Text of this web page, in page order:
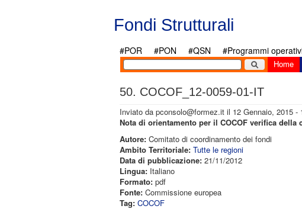
Fondi Strutturali
#POR #PON #QSN #Programmi
Home
50. COCOF_12-0059-01-IT
Inviato da pconsolo@formez.it il 12 Gennaio, 2015 -
Nota di orientamento per il COCOF verifica
Autore: Comitato di coordinamento dei fondi
Ambito Territoriale: Tutte le regioni
Data di pubblicazione: 21/11/2012
Lingua: Italiano
Formato: pdf
Fonte: Commissione europea
Tag: COCOF